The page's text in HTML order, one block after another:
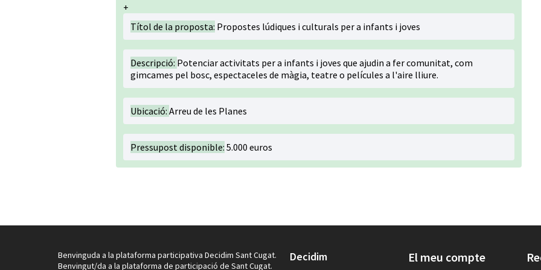
+
Títol de la proposta: Propostes lúdiques i culturals per a infants i joves
Descripció: Potenciar activitats per a infants i joves que ajudin a fer comunitat, com
gimcames pel bosc, espectaceles de màgia, teatre o películes a l'aire lliure.
Ubicació: Arreu de les Planes
Pressupost disponible: 5.000 euros
Benvinguda a la plataforma participativa Decidim Sant Cugat.
Benvingut/da a la plataforma de participació de Sant Cugat.
Decidim El meu compte